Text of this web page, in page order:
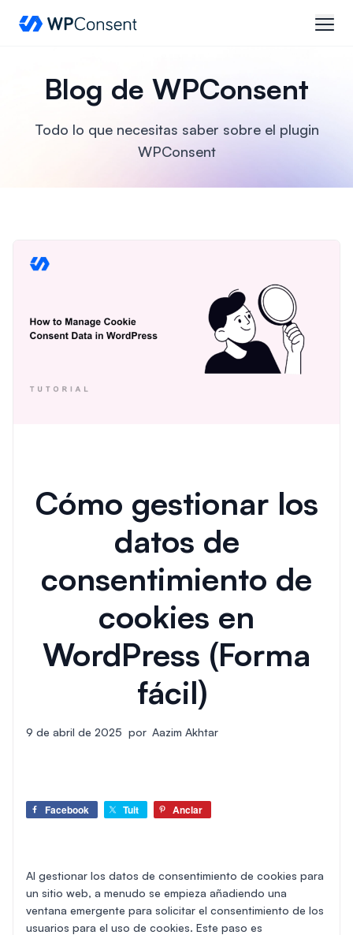
WPConsent
Blog de WPConsent
Todo lo que necesitas saber sobre el plugin
WPConsent
Cómo gestionar los
datos de
consentimiento de
cookies en
WordPress (Forma
fácil)
9 de abril de 2025 por Aazim Akhtar
Facebook Tuit Anclar
Al gestionar los datos de consentimiento de cookies para
un sitio web, a menudo se empieza añadiendo una
ventana emergente para solicitar el consentimiento de los
usuarios para el uso de cookies. Este paso es